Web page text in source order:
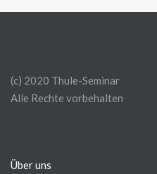
(c) 2020 Thule-Seminar
Alle Rechte vorbehalten
Über uns